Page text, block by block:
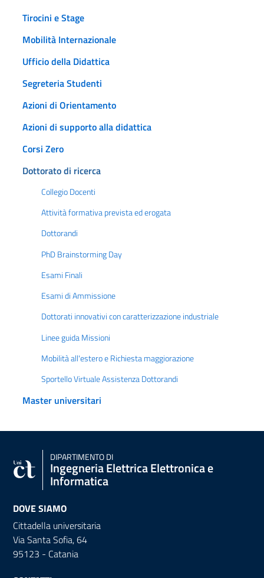
Tirocini e Stage
Mobilità Internazionale
Ufficio della Didattica
Segreteria Studenti
Azioni di Orientamento
Azioni di supporto alla didattica
Corsi Zero
Dottorato di ricerca
Collegio Docenti
Attività formativa prevista ed erogata
Dottorandi
PhD Brainstorming Day
Esami Finali
Esami di Ammissione
Dottorati innovativi con caratterizzazione industriale
Linee guida Missioni
Mobilità all'estero e Richiesta maggiorazione
Sportello Virtuale Assistenza Dottorandi
Master universitari
DIPARTIMENTO DI
Ingegneria Elettrica Elettronica e
Informatica
DOVE SIAMO
Cittadella universitaria
Via Santa Sofia, 64
95123 - Catania